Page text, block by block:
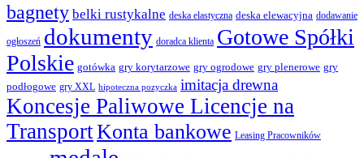
bagnety belki rustykalne deska elastyczna deska elewacyjna dodawanie
ogłoszeń dokumenty doradca klienta Gotowe Spółki
Polskie gotówka gry korytarzowe gry ogrodowe gry plenerowe gry
podłogowe gry XXL hipoteczna pozyczka imitacja drewna
Koncesje Paliwowe Licencje na
TransportKonta bankowe Leasing Pracowników